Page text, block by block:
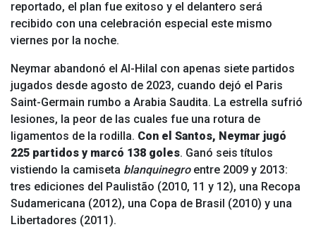
reportado, el plan fue exitoso y el delantero será
recibido con una celebración especial este mismo
viernes por la noche.
Neymar abandonó el Al-Hilal con apenas siete partidos
jugados desde agosto de 2023, cuando dejó el Paris
Saint-Germain rumbo a Arabia Saudita. La estrella sufrió
lesiones, la peor de las cuales fue una rotura de
ligamentos de la rodilla. Con el Santos, Neymar jugó
225 partidos y marcó 138 goles. Ganó seis títulos
vistiendo la camiseta blanquinegro entre 2009 y 2013:
tres ediciones del Paulistão (2010, 11 y 12), una Recopa
Sudamericana (2012), una Copa de Brasil (2010) y una
Libertadores (2011).